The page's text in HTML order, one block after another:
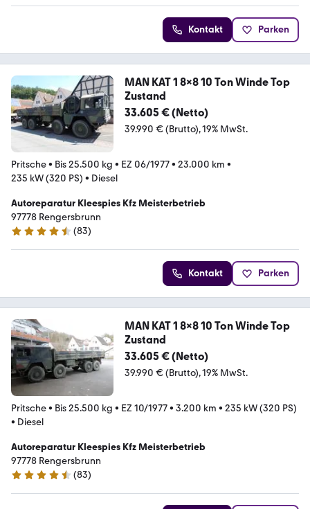
Kontakt Parken
MAN KAT 1 8x8 10 Ton Winde Top
Zustand
33.605 € (Netto)
39.990 € (Brutto) 19% MwSt.
Pritsche• Bis 25.500 kg • EZ 06/1977• 23.000 km •
235 kW (320 PS) • Diesel
Autoreparatur Kleespies Kfz Meisterbetrieb
97778 Rengersbrunn
4.6 Sterne
(83)
Kontakt Parken
MAN KAT 1 8x8 10 Ton Winde Top
Zustand
33.605 € (Netto)
39.990 € (Brutto) 19% MwSt.
Pritsche• Bis 25.500 kg • EZ 10/1977• 3.200 km • 235 kW (320 PS)
• Diesel
Autoreparatur Kleespies Kfz Meisterbetrieb
97778 Rengersbrunn
4.6 Sterne
(83)